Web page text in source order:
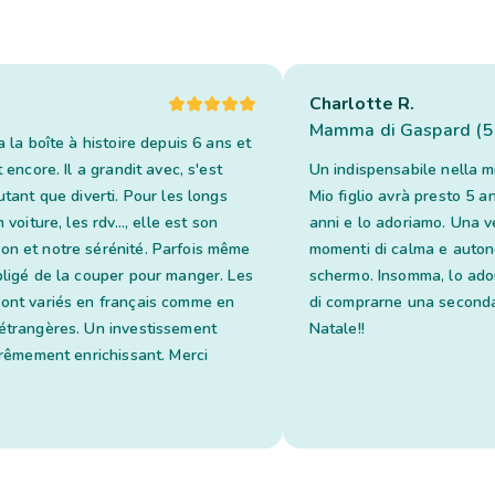
la boîte à histoire depuis 6 ans et
encore. Il a grandit avec, s'est
que diverti. Pour les longs
voiture, les rdv..., elle est son
et notre sérénité. Parfois même
de la couper pour manger. Les
variés en français comme en
Un investissement
enrichissant. Merci
Charlotte R.
Mamma di Gaspard
Un indispensabile nella
Mio figlio avrà presto 5
anni e lo adoriamo. Una
momenti di calma e
schermo. Insomma, lo
di comprarne una
Natale!!